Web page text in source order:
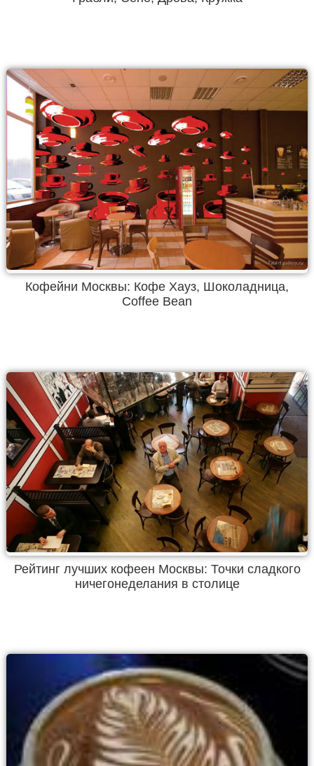
Кофейни Москвы: Кофе Хауз, Шоколадница,
Coffee Bean
Рейтинг лучших кофеен Москвы: Точки сладкого
ничегонеделания в столице